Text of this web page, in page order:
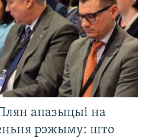
апазыцыі на
рэжыму: што